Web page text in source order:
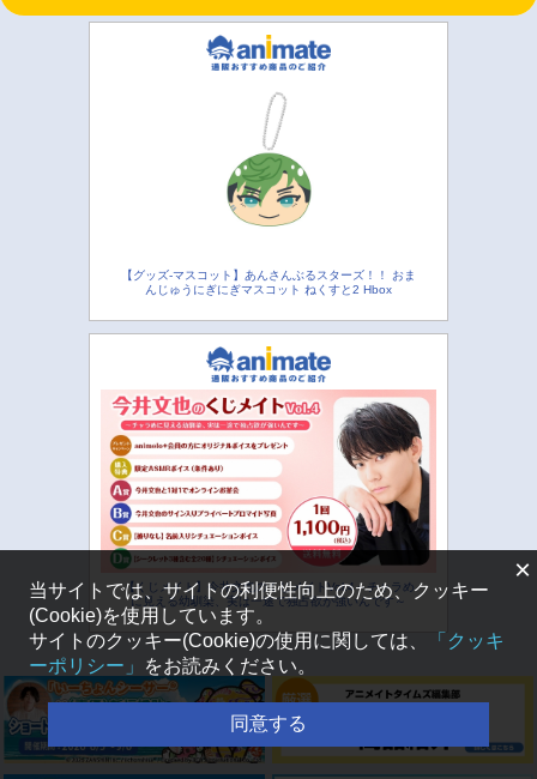
【グッズ-マスコット】あんさんぶるスターズ！！ おま
んじゅうにぎにぎマスコット ねくすと2 Hbox
【くじメイト】今井文也のくじメイトVol.4～チャラめ
に見える幼馴染、実は一途で独占欲が強いんです～
×
当サイトでは、サイトの利便性向上のため、クッキー
(Cookie)を使用しています。
サイトのクッキー(Cookie)の使用に関しては、
「クッキ
ーポリシー」
をお読みください。
同意する